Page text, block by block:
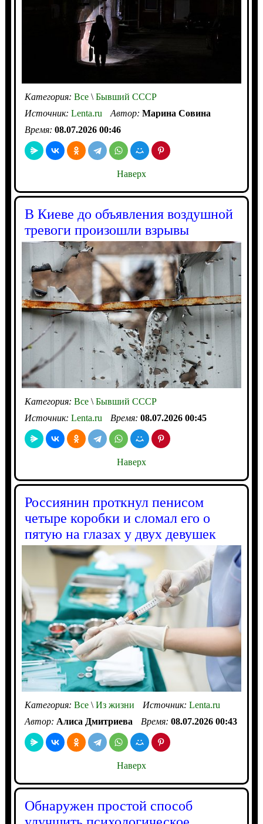
Категория: Все\Бывший СССР
Источник: Lenta.ru Автор: Марина Совина
Время: 08.07.2026 00:46
Наверх
В Киеве до объявления воздушной
тревоги произошли взрывы
Категория: Все\Бывший СССР
Источник: Lenta.ru Время: 08.07.2026 00:45
Наверх
Россиянин проткнул пенисом
четыре коробки и сломал его о
пятую на глазах у двух девушек
Категория: Все\Из жизни Источник: Lenta.ru
Автор: Алиса Дмитриева Время: 08.07.2026 00:43
Наверх
Обнаружен простой способ